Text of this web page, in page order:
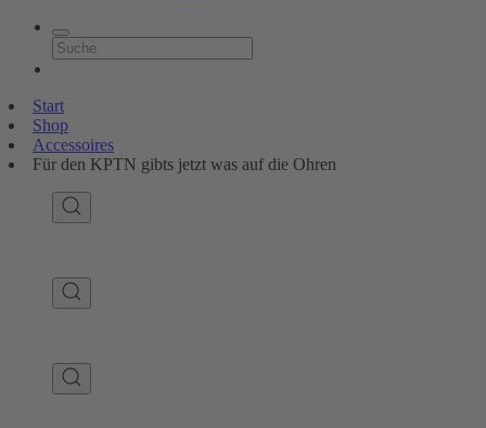
Start
Shop
Accessoires
Für den KPTN gibts jetzt was auf die Ohren